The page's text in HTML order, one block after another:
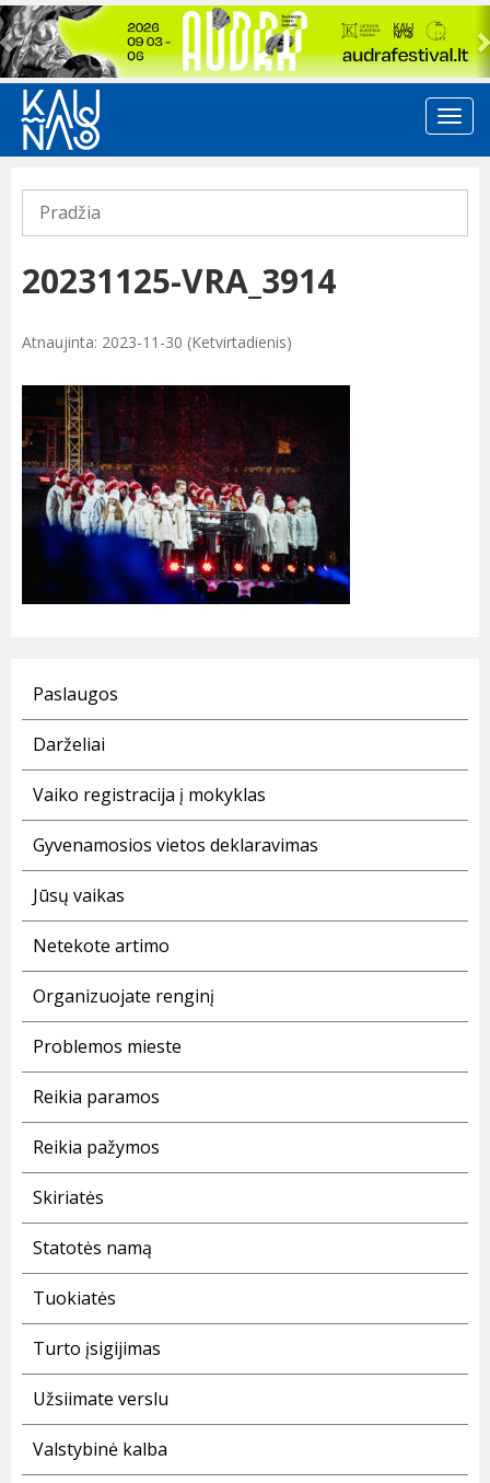
Previous
Pradžia
20231125-VRA_3914
Atnaujinta: 2023-11-30 (Ketvirtadienis)
Paslaugos
Darželiai
Vaiko registracija į mokyklas
Gyvenamosios vietos deklaravimas
Jūsų vaikas
Netekote artimo
Organizuojate renginį
Problemos mieste
Reikia paramos
Reikia pažymos
Skiriatės
Statotės namą
Tuokiatės
Turto įsigijimas
Užsiimate verslu
Valstybinė kalba